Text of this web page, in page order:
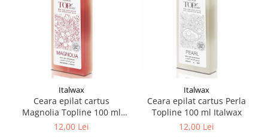
Italwax
Ceara epilat cartus
Magnolia Topline 100 ml
Italwax
12,00 Lei
Italwax
Ceara epilat cartus Perla
Topline 100 ml Italwax
12,00 Lei